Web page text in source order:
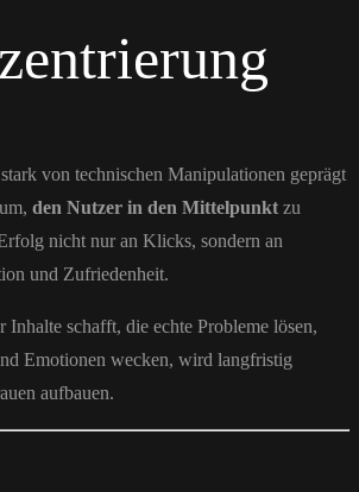
von technischen Manipulationen geprägt
den Nutzer in den Mittelpunkt zu
nicht nur an Klicks, sondern an
und Zufriedenheit.
Inhalte schafft, die echte Probleme lösen,
Emotionen wecken, wird langfristig
aufbauen.